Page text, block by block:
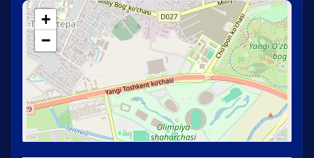
+
−